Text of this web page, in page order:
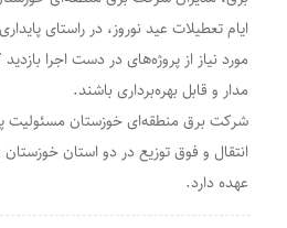
ایام تعطیلات عید نوروز، در راستای
مورد نیاز از پروژه‌های در دست اجرا
مدار و قابل بهره‌برداری باشند.
شرکت برق منطقه‌ای خوزستان مسئولیت
انتقال و فوق توزیع در دو استان خوزستان
عهده دارد.